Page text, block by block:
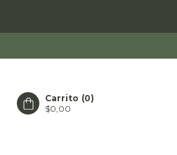
Carrito (0)
$0,00